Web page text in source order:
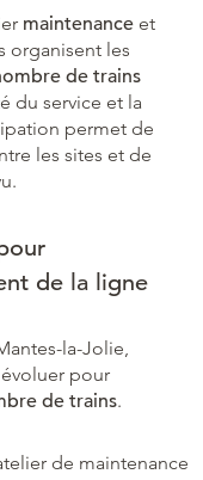
maintenance et
organisent les
de trains
du service et la
permet de
les sites et de
de la ligne
la-Jolie,
pour
de trains.
de maintenance